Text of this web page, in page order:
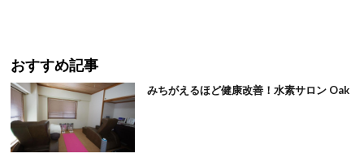
おすすめ記事
みちがえるほど健康改善！水素サロン Oak